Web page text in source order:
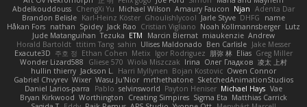
Abdelkouddouss ChengXi Yu Michael Wilson Amaury Faucon Njan Adenta Dar
Brandon Belisle Karl-Heinz Köster Ghoulishlycool Jarle Styve DHFG
name
Håkan Fors nathan Spidey Jack Rao Cristian Vigliano Noah Kollmannsberger Lutz
Jude Matanguihan Tezuka ETM Marcin Biernat miaukenzie Andrew
Horald Bartoldt ttitim Tang sahin Ulises Maldonado Ben Carlisle Jake Messer
Exacute3D 주호 정 Ethan Cohen Metix Igor Rodriguez 朋弥 林 Elias Greg Miller
Wonder Lizard588
Gliese 570 Wiola Miszczak Irina Олег Гладков 凌太 上村
hullin thierry Jackson L. Harri Myllynen Bojan Kostovic Owen Connor
Gabriel Chvyrev Wixer Wasu Ju'Nior mrthethatone SketchedAnimationStudios
Daniel Larios-parra
Pablo selvinsworld Payton Heniser Michael Hays Vae
Bryan Kirkwood Worthington Creating Simpires Sigma Eta Matthias Carrick